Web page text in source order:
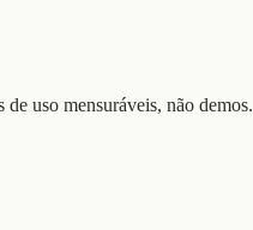
uso mensuráveis, não demos.